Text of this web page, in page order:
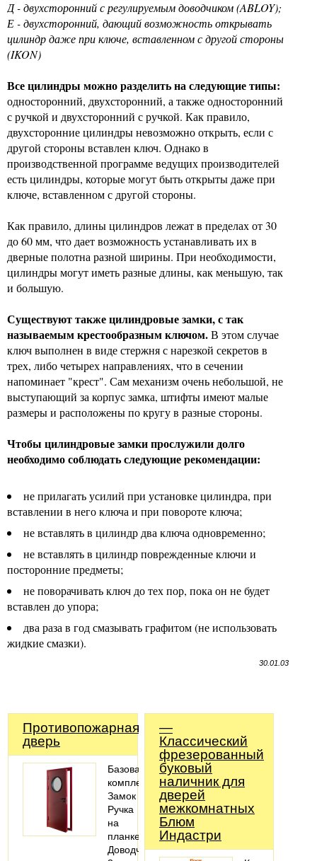
Д - двухсторонний с регулируемым доводчиком (ABLOY);
Е - двухсторонний, дающий возможность открывать
цилиндр даже при ключе, вставленном с другой стороны
(IKON)
Все цилиндры можно разделить на следующие типы:
односторонний, двухсторонний, а также односторонний
с ручкой и двухсторонний с ручкой. Как правило,
двухсторонние цилиндры невозможно открыть, если с
другой стороны вставлен ключ. Однако в
производственной программе ведущих производителей
есть цилиндры, которые могут быть открыты даже при
ключе, вставленном с другой стороны.
Как правило, длины цилиндров лежат в пределах от 30
до 60 мм, что дает возможность устанавливать их в
дверные полотна разной ширины. При необходимости,
цилиндры могут иметь разные длины, как меньшую, так
и большую.
Существуют также цилиндровые замки, с так
называемым крестообразным ключом.В этом случае
ключ выполнен в виде стержня с нарезкой секретов в
трех, либо четырех направлениях, что в сечении
напоминает "крест". Сам механизм очень небольшой, не
выступающий за корпус замка, штифты имеют малые
размеры и расположены по кругу в разные стороны.
Чтобы цилиндровые замки прослужили долго
необходимо соблюдать следующие рекомендации:
не прилагать усилий при установке цилиндра, при
вставлении в него ключа и при повороте ключа;
не вставлять в цилиндр два ключа одновременно;
не вставлять в цилиндр поврежденные ключи и
посторонние предметы;
не поворачивать ключ до тех пор, пока он не будет
вставлен до упора;
два раза в год смазывать графитом (не использовать
жидкие смазки).
30.01.03
Противопожарная
дверь
Базовая
комплектация:
Замок
Ручка
на
планке
Доводчик
—
Классический
фрезерованный
буковый
наличник для
дверей
межкомнатных
Блюм
Индастри